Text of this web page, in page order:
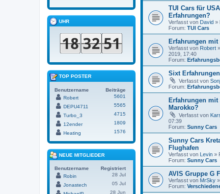
TUI Cars für
Erfahrungen?
Verfasst von David »
Forum: TUI Cars
Erfahrungen mit
Verfasst von Robert
2019, 17:40
Forum:
Sixt
Verfasst von
Forum:
Erfahrungen mit
Marokko?
Verfasst von
07:39
Forum: Sunny Cars
Sunny Cars
Flughafen
Verfasst von Levin »
Forum: Sunny Cars
AVIS Gruppe G
Verfasst von MrSky
Forum:
UHR
TOP POSTER
Benutzername
Beiträge
Robert
5601
DEPU4711
5565
Turbo_3
4715
12ender
1809
Heating
1576
NEUE MITGLIEDER
Benutzername
Registriert
Robin
28 Jul
Jonastech
05 Jul
28 Jun